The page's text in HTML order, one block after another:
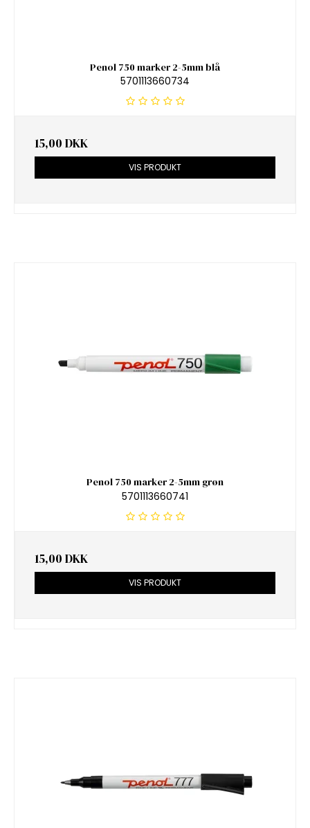
Penol 750 marker 2-5mm blå
5701113660734
15,00 DKK
VIS PRODUKT
Penol 750 marker 2-5mm grøn
5701113660741
15,00 DKK
VIS PRODUKT